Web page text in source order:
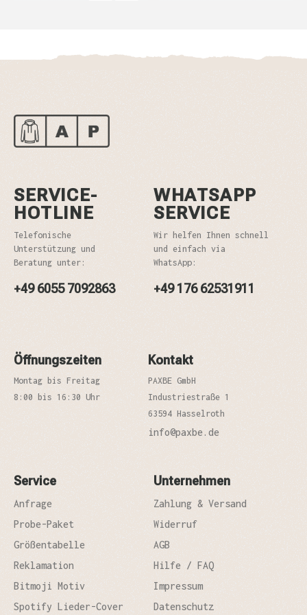
SERVICE-
HOTLINE
Telefonische
Unterstützung und
Beratung unter:
+49 6055 7092863
WHATSAPP
SERVICE
Wir helfen Ihnen schnell
und einfach via
WhatsApp:
+49 176 62531911
Öffnungszeiten
Montag bis Freitag
8:00 bis 16:30 Uhr
Kontakt
PAXBE GmbH
Industriestraße 1
63594 Hasselroth
info@paxbe.de
Service
Anfrage
Probe-Paket
Größentabelle
Reklamation
Bitmoji Motiv
Spotify Lieder-Cover
Unternehmen
Zahlung & Versand
Widerruf
AGB
Hilfe / FAQ
Impressum
Datenschutz